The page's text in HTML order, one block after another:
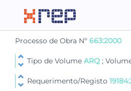
Processo de Obra Nº 663:2000
Tipo de Volume ARQ ;
Requerimento/Registo